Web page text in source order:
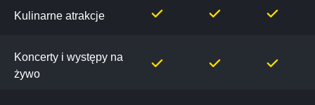
Kulinarne atrakcje
Koncerty i występy na
żywo